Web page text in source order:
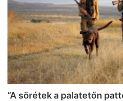
“A sörétek a palatetőn